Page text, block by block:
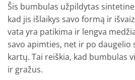
Šis bumbulas užpildytas
kad jis išlaikys savo formą ir
vata yra patikima ir lengva
savo apimties, net ir po daugelio
kartų. Tai reiškia, kad bumbulas
ir gražus.